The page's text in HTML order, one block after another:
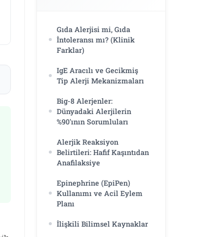
Gıda Alerjisi mi, Gıda
İntoleransı mı? (Klinik
Farklar)
IgE Aracılı ve Gecikmiş
Tip Alerji Mekanizmaları
Big-8 Alerjenler:
Dünyadaki Alerjilerin
%90'ının Sorumluları
Alerjik Reaksiyon
Belirtileri: Hafif Kaşıntıdan
Anafilaksiye
Epinephrine (EpiPen)
Kullanımı ve Acil Eylem
Planı
İlişkili Bilimsel Kaynaklar